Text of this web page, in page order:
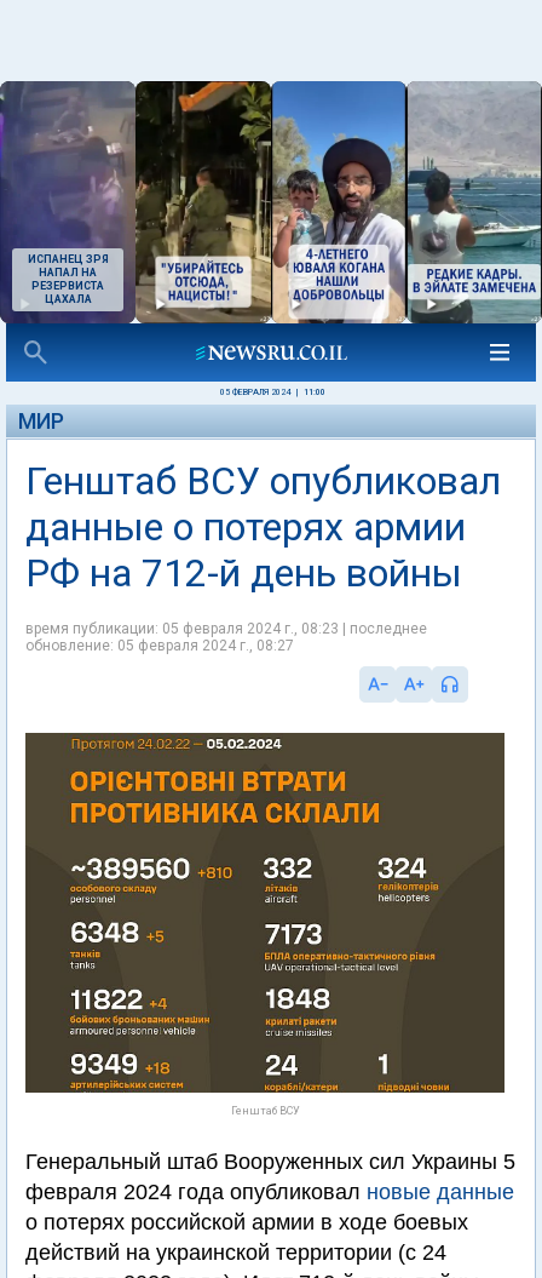
ИСПАНЕЦ ЗРЯ
НАПАЛ НА
РЕЗЕРВИСТА
ЦАХАЛА
05 ФЕВРАЛЯ 2024 11:00
МИР
Генштаб ВСУ опубликовал
данные о потерях армии
РФ на 712-й день войны
время публикации: 05 февраля 2024 г., 08:23 | последнее
обновление: 05 февраля 2024 г., 08:27
Генштаб ВСУ
Генеральный штаб Вооруженных сил Украины 5
февраля 2024 года опубликовал новые данные
о потерях российской армии в ходе боевых
действий на украинской территории (с 24